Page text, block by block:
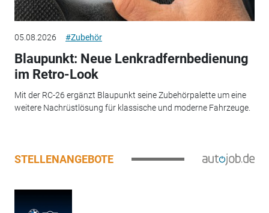
05.08.2026 #Zubehör
Blaupunkt: Neue Lenkradfernbedienung
im Retro-Look
Mit der RC-26 ergänzt Blaupunkt seine Zubehörpalette um eine
weitere Nachrüstlösung für klassische und moderne Fahrzeuge.
STELLENANGEBOTE